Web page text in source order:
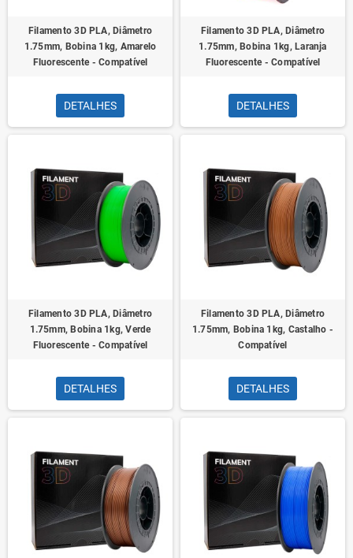
Filamento 3D PLA, Diâmetro
1.75mm, Bobina 1kg, Amarelo
Fluorescente - Compatível
DETALHES
Filamento 3D PLA, Diâmetro
1.75mm, Bobina 1kg, Laranja
Fluorescente - Compatível
DETALHES
Filamento 3D PLA, Diâmetro
1.75mm, Bobina 1kg, Verde
Fluorescente - Compatível
DETALHES
Filamento 3D PLA, Diâmetro
1.75mm, Bobina 1kg, Castalho -
Compatível
DETALHES